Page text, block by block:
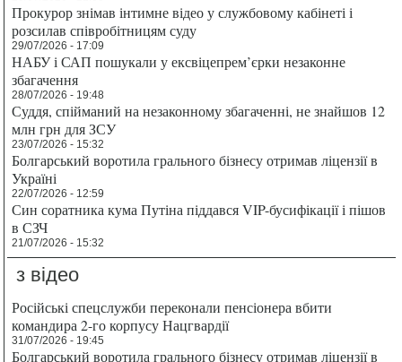
Прокурор знімав інтимне відео у службовому кабінеті і
розсилав співробітницям суду
29/07/2026 - 17:09
НАБУ і САП пошукали у ексвіцепрем’єрки незаконне
збагачення
28/07/2026 - 19:48
Суддя, спійманий на незаконному збагаченні, не знайшов 12
млн грн для ЗСУ
23/07/2026 - 15:32
Болгарський воротила грального бізнесу отримав ліцензії в
Україні
22/07/2026 - 12:59
Син соратника кума Путіна піддався VIP-бусифікації і пішов
в СЗЧ
21/07/2026 - 15:32
з відео
Російські спецслужби переконали пенсіонера вбити
командира 2-го корпусу Нацгвардії
31/07/2026 - 19:45
Болгарський воротила грального бізнесу отримав ліцензії в